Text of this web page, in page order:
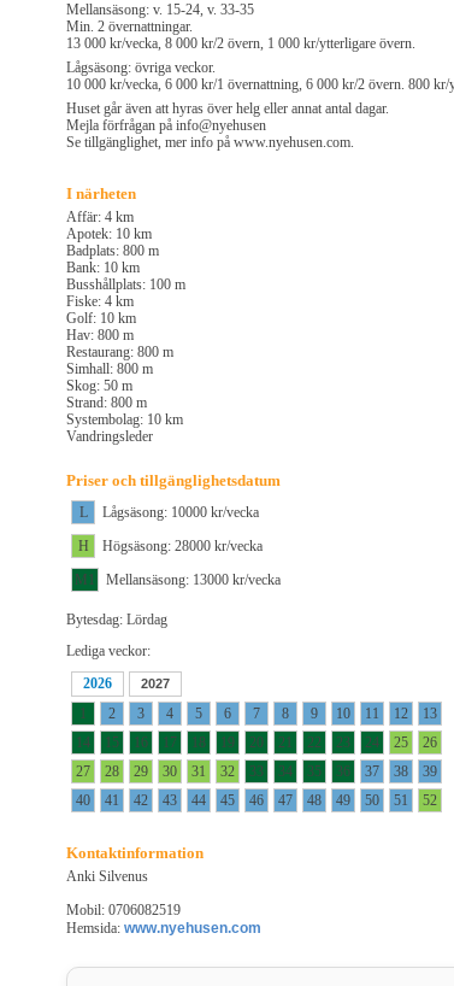
Mellansäsong: v. 15-24, v. 33-35
Min. 2 övernattningar.
13 000 kr/vecka, 8 000 kr/2 övern, 1 000 kr/ytterligare övern.
Lågsäsong: övriga veckor.
10 000 kr/vecka, 6 000 kr/1 övernattning, 6 000 kr/2 övern. 800 kr/
Huset går även att hyras över helg eller annat antal dagar.
Mejla förfrågan på info@nyehusen
Se tillgänglighet, mer info på www.nyehusen.com.
I närheten
Affär: 4 km
Apotek: 10 km
Badplats: 800 m
Bank: 10 km
Busshållplats: 100 m
Fiske: 4 km
Golf: 10 km
Hav: 800 m
Restaurang: 800 m
Simhall: 800 m
Skog: 50 m
Strand: 800 m
Systembolag: 10 km
Vandringsleder
Priser och tillgänglighetsdatum
L
Lågsäsong: 10000 kr/vecka
H
Högsäsong: 28000 kr/vecka
M1
Mellansäsong: 13000 kr/vecka
Bytesdag: Lördag
Lediga veckor:
2026
2027
1 2 3 4 5 6 7 8 9 10 11 12
13
14
15 16 17 18 19 20 21 22 23 24 25
26
27
28 29 30 31 32 33 34 35 36 37 38
39
40
41 42 43 44 45 46 47 48 49 50 51 52
Kontaktinformation
Anki Silvenus
Mobil: 0706082519
Hemsida: www.nyehusen.com